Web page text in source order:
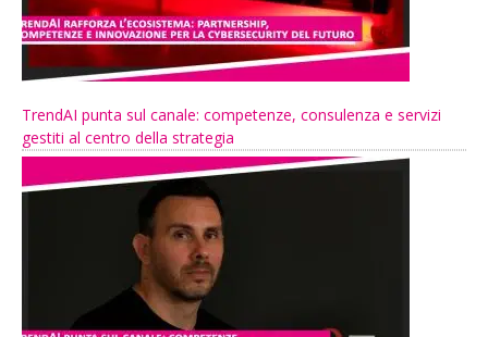
TrendAI punta sul canale: competenze, consulenza e servizi
gestiti al centro della strategia